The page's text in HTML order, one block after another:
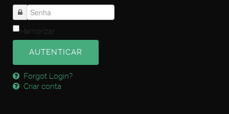
Memorizar
AUTENTICAR
Forgot Login?
Criar conta